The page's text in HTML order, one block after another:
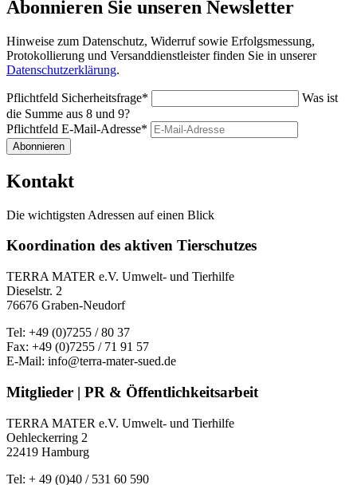
Abonnieren Sie unseren Newsletter
Hinweise zum Datenschutz, Widerruf sowie Erfolgsmessung,
Protokollierung und Versanddienstleister finden Sie in unserer
Datenschutzerklärung.
Pflichtfeld Sicherheitsfrage*
Was ist
die Summe aus 8 und 9?
Pflichtfeld E-Mail-Adresse*
Abonnieren
Kontakt
Die wichtigsten Adressen auf einen Blick
Koordination des aktiven Tierschutzes
TERRA MATER e.V. Umwelt- und Tierhilfe
Dieselstr. 2
76676 Graben-Neudorf
Tel: +49 (0)7255 / 80 37
Fax: +49 (0)7255 / 71 91 57
E-Mail: info@terra-mater-sued.de
Mitglieder | PR & Öffentlichkeitsarbeit
TERRA MATER e.V. Umwelt- und Tierhilfe
Oehleckerring 2
22419 Hamburg
Tel: + 49 (0)40 / 531 60 590